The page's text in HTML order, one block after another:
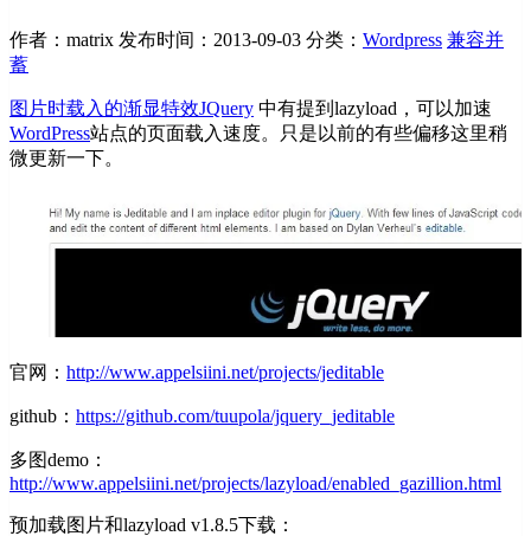
作者：matrix 发布时间：2013-09-03 分类： Wordpress 兼容并
蓄
图片时载入的渐显特效JQuery 中有提到lazyload，可以加速
WordPress站点的页面载入速度。只是以前的有些偏移这里稍
微更新一下。
官网： http://www.appelsiini.net/projects/jeditable
github： https://github.com/tuupola/jquery_jeditable
多图demo：
http://www.appelsiini.net/projects/lazyload/enabled_gazillion.html
预加载图片和lazyload v1.8.5下载：